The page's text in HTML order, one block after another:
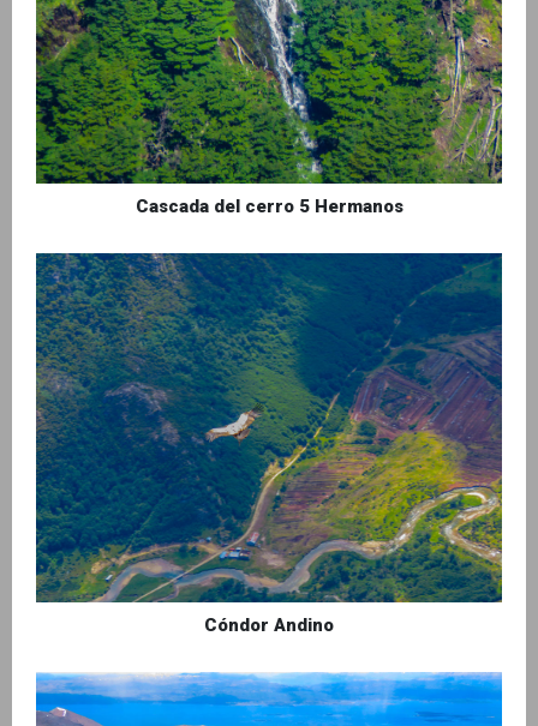
Cascada del cerro 5 Hermanos
Cóndor Andino